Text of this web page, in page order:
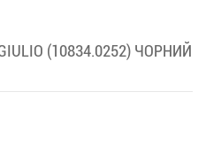
(10834.0252) ЧОРНИЙ